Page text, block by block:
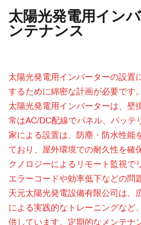
太陽光発電用イン
ンテナンス
太陽光発電用インバーターの設置
するために綿密な計画が必要です
太陽光発電用インバーターは、壁
常はAC/DC配線でパネル、バッテ
家による設置は、防塵・防水性能
ており、屋外環境での耐久性を確
クノロジーによるリモート監視で
エラーコードや効率低下などの問
天元太陽光発電設備有限公司は、
による実践的なトレーニングなど
供しています。定期的なメンテナ